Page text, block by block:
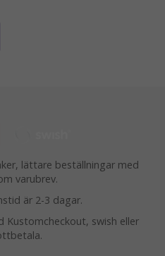
lättare beställningar med
varubrev.
är 2-3 dagar.
Kustomcheckout, swish eller